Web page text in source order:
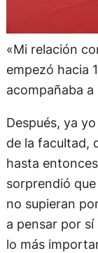
«Mi relación
empezó hacia
acompañaba a
Después, ya
de la facultad,
hasta
sorprendió
no supieran
a pensar por sí
lo más